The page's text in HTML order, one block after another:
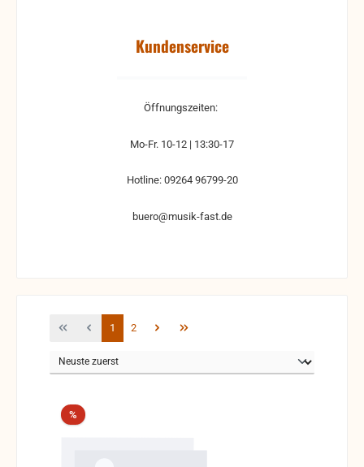
Kundenservice
Öffnungszeiten:
Mo-Fr. 10-12 | 13:30-17
Hotline: 09264 96799-20
buero@musik-fast.de
Seite
1 Seite
2
%Rabatt